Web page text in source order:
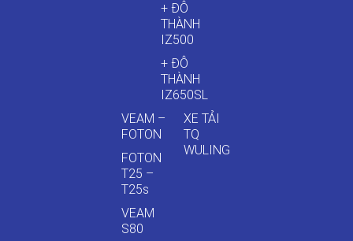
+ ĐÔ
THÀNH
IZ500
+ ĐÔ
THÀNH
IZ650SL
VEAM –
FOTON
FOTON
T25 –
T25s
VEAM
S80
XE TẢI
TQ
WULING